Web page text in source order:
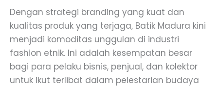
Dengan strategi branding yang kuat dan
kualitas produk yang terjaga, Batik Madura kini
menjadi komoditas unggulan di industri
fashion etnik. Ini adalah kesempatan besar
bagi para pelaku bisnis, penjual, dan kolektor
untuk ikut terlibat dalam pelestarian budaya